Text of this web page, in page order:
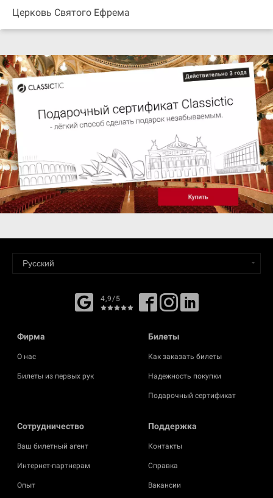
Церковь Святого Ефрема
4,9/5
Фирма
О нас
Билеты из первых рук
Билеты
Как заказать билеты
Надежность покупки
Подарочный сертификат
Cотрудничество
Ваш билетный агент
Интернет-партнерам
Опыт
Поддержка
Контакты
Справка
Вакансии